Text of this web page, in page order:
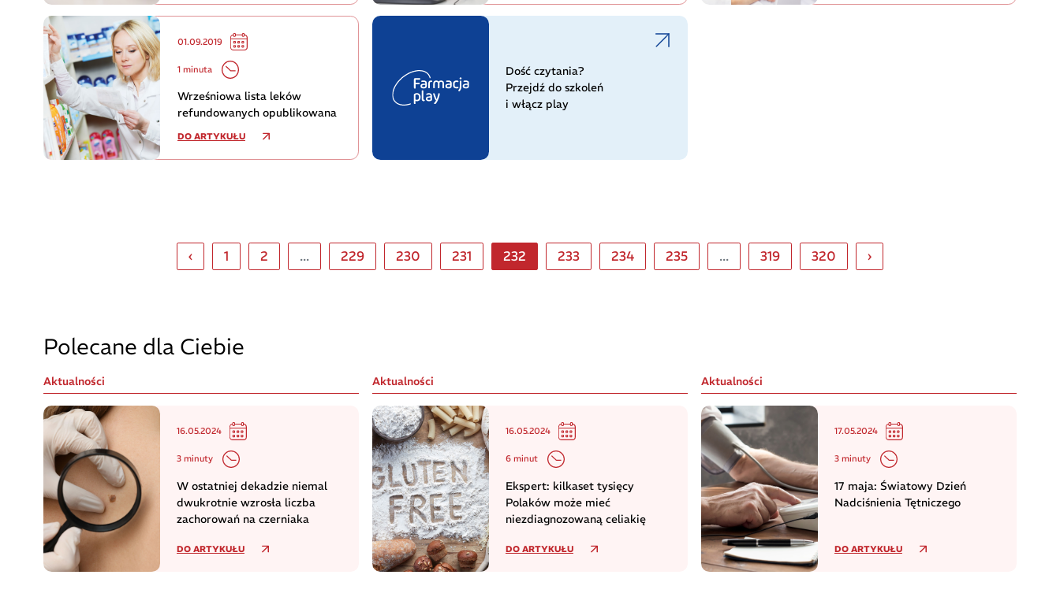
01.09.2019
1 minuta
Wrześniowa lista leków
refundowanych opublikowana
DO ARTYKUŁU
Dość czytania?
Przejdź do szkoleń
i włącz play
‹ 1 2 ... 229 230 231 232 233 234 235 ... 319 320 ›
Polecane dla Ciebie
Aktualności
16.05.2024
3 minuty
W ostatniej dekadzie niemal
dwukrotnie wzrosła liczba
zachorowań na czerniaka
DO ARTYKUŁU
Aktualności
16.05.2024
6 minut
Ekspert: kilkaset tysięcy
Polaków może mieć
niezdiagnozowaną celiakię
DO ARTYKUŁU
Aktualności
17.05.2024
3 minuty
17 maja: Światowy Dzień
Nadciśnienia Tętniczego
DO ARTYKUŁU